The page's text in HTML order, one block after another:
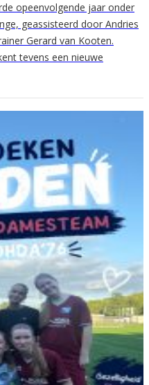
opeenvolgende jaar onder
geassisteerd door Andries
Gerard van Kooten.
tevens een nieuwe